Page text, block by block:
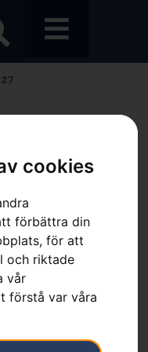
cookies
förbättra din
för att
och riktade
vår
förstå var våra